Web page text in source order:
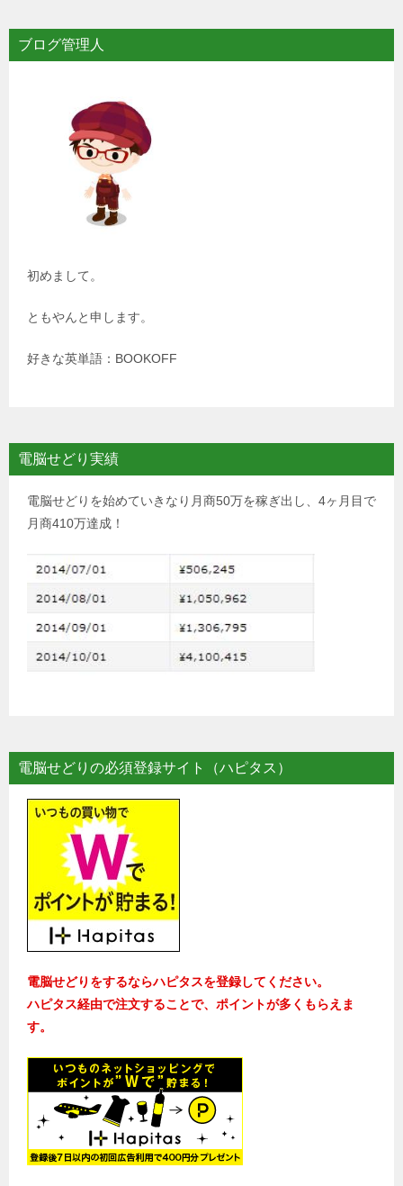
ブログ管理人
初めまして。
ともやんと申します。
好きな英単語：BOOKOFF
電脳せどり実績
電脳せどりを始めていきなり月商50万を稼ぎ出し、4ヶ月目で
月商410万達成！
電脳せどりの必須登録サイト（ハピタス）
電脳せどりをするならハピタスを登録してください。
ハピタス経由で注文することで、ポイントが多くもらえま
す。